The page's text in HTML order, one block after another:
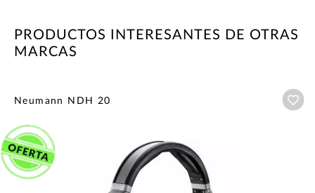
PRODUCTOS INTERESANTES DE OTRAS
MARCAS
Neumann NDH 20